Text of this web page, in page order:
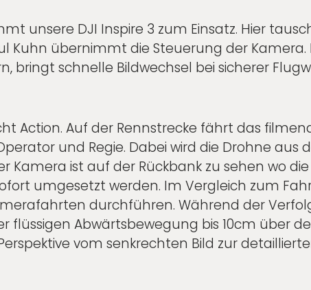
unsere DJI Inspire 3 zum Einsatz. Hier
Kuhn übernimmt die Steuerung der Kamera.
bringt schnelle Bildwechsel bei sicherer
Action. Auf der Rennstrecke fährt das
und Regie. Dabei wird die Drohne
Kamera ist auf der Rückbank zu sehen wo
umgesetzt werden. Im Vergleich zum
durchführen. Während der
flüssigen Abwärtsbewegung bis 10cm über
vom senkrechten Bild zur